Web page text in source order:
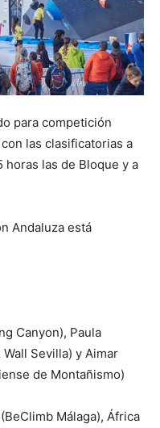
para competición
las clasificatorias a
horas las de Bloque y a
Andaluza está
Canyon), Paula
Sevilla) y Aimar
de Montañismo)
Málaga), África